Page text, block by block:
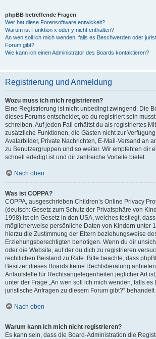
phpBB betreffende Fragen
Wer hat diese Forensoftware entwickelt?
Warum ist Funktion x oder y nicht enthalten?
An wen soll ich mich wenden, falls es Beschwerden oder
Forum gibt?
Wie kann ich einen Administrator des Boards kontaktieren?
Registrierung und Anmeldung
Wozu muss ich mich registrieren?
Eine Registrierung ist nicht unbedingt zwingend. Die
dieses Forums entscheidet, ob du registriert sein
schreiben. Auf jeden Fall erhältst du als registriertes
zusätzliche Funktionen, die Gästen nicht zur
Avatarbilder, Private Nachrichten, E-Mail-Versand an
zu Benutzergruppen und so weiter. Wir empfehlen dir
schnell erledigt ist und dir zahlreiche Vorteile bietet.
Nach oben
Was ist COPPA?
COPPA, ausgeschrieben Children’s Online Privacy
(deutsch: Gesetz zum Schutz der Privatsphäre von
1998) ist ein Gesetz in den USA, welches festlegt,
möglicherweise persönliche Daten von Kindern unter
hierzu die Zustimmung der Eltern beziehungsweise
Erziehungsberechtigten benötigen. Wenn du dir
oder die Website, auf der du dich zu registrieren
rechtlichen Beistand zu Rate. Bitte beachte, dass
Besitzer dieses Boards keine Rechtsberatung
Anlaufstelle für Rechtsangelegenheiten jeglicher Art
unter der Frage „An wen soll ich mich wenden, falls es
juristische Anfragen zu diesem Forum gibt?“
Nach oben
Warum kann ich mich nicht registrieren?
Es kann sein, dass die Board-Administration die